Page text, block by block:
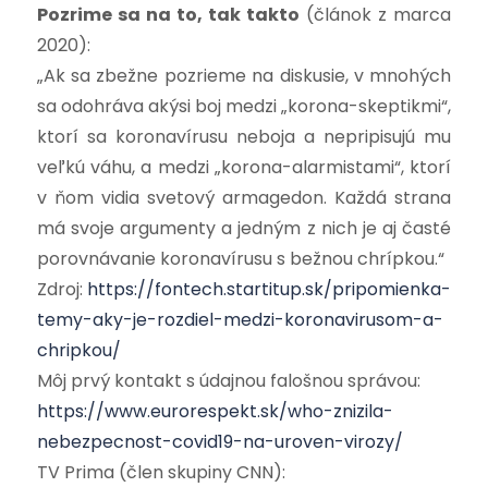
Pozrime sa na to, tak takto (článok z marca
2020):
„Ak sa zbežne pozrieme na diskusie, v mnohých
sa odohráva akýsi boj medzi „korona-skeptikmi“,
ktorí sa koronavírusu neboja a nepripisujú mu
veľkú váhu, a medzi „korona-alarmistami“, ktorí
v ňom vidia svetový armagedon. Každá strana
má svoje argumenty a jedným z nich je aj časté
porovnávanie koronavírusu s bežnou chrípkou.“
Zdroj: https://fontech.startitup.sk/pripomienka-
temy-aky-je-rozdiel-medzi-koronavirusom-a-
chripkou/
Môj prvý kontakt s údajnou falošnou správou:
https://www.eurorespekt.sk/who-znizila-
nebezpecnost-covid19-na-uroven-virozy/
TV Prima (člen skupiny CNN):